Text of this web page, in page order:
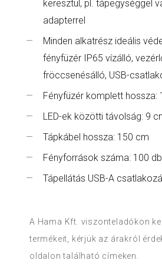
keresztül, pl. tápegységgel
adapterrel
Minden alkatrész ideális
fényfüzér IP65 vízálló,
fröccsenésálló, USB-
Fényfüzér komplett hossza:
LED-ek közötti távolság: 9
Tápkábel hossza: 150 cm
Fényforrások száma: 100 db
Tápellátás USB-A
A Hama Kft. viszonteladókon
termékeit, kérjük az árakról
oldalon található címeken.